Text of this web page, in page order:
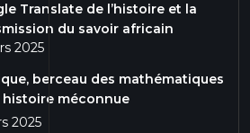
Translate de l’histoire et la
du savoir africain
2025
berceau des mathématiques
histoire méconnue
2025